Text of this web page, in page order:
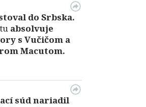
do Srbska.
absolvuje
s Vučičom a
Macutom.
súd nariadil